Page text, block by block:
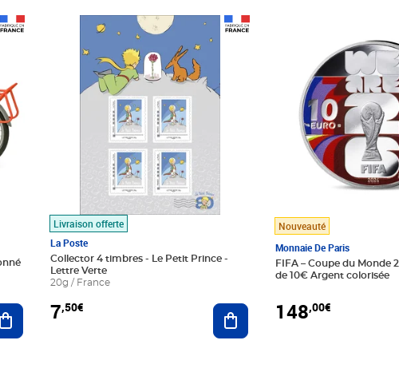
Ajouter au panier
Livraison offerte
La Poste
Collector 4 timbres - Le Petit Prince -
Lettre Verte
20g / France
7,50€
Prix 7,50€
Ajouter au panier
Nouveauté
Monnaie De Paris
FIFA – Coupe du Monde
de 10€ Argent colorisée
148,00€